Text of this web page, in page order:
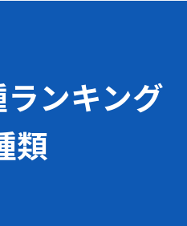
ンキング
類